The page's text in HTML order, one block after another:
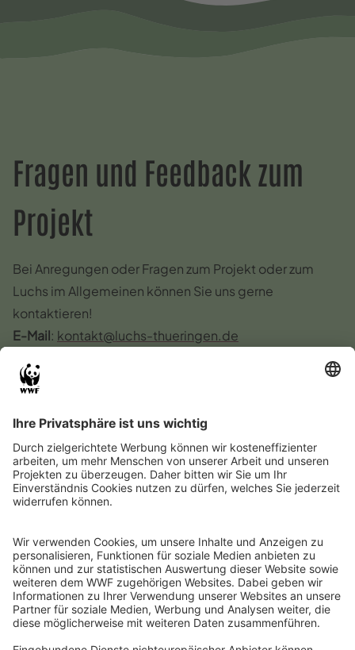
Fragen und Feedback zum
Projekt
Bei Anregungen oder Fragen zum Projekt oder zum
Luchs im Allgemeinen können Sie uns gerne
kontaktieren!
E-Mail: kontakt@luchs-thueringen.de
Risse, Sichtungen oder
sonstige Meldungen zum
Luchs
Kompetenzzentrum Wolf/Biber/Luchs (KWBL) am
Thüringer Ministerium für Umwelt, Energie, Naturschutz
und Forsten (TMUENF)
Bürgertelefon:+49 361 573 941 941
E-Mail:kompetenzwbl@tmuenf.thueringen.de